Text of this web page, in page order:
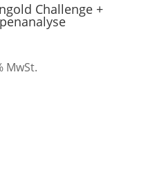
Challenge +
MwSt.